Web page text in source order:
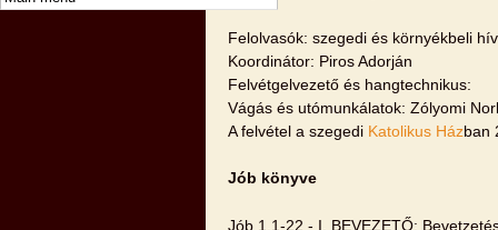
Felolvasók: szegedi és környékbeli
Koordinátor: Piros Adorján
Felvétgelvezető és hangtechnikus:
Vágás és utómunkálatok: Zólyomi
A felvétel a szegedi Katolikus Házban
Jób könyve
Jób 1,1-22 - I. BEVEZETŐ: